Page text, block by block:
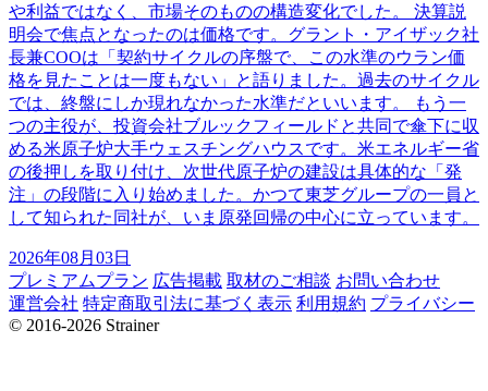
や利益ではなく、市場そのものの構造変化でした。 決算説
明会で焦点となったのは価格です。グラント・アイザック社
長兼COOは「契約サイクルの序盤で、この水準のウラン価
格を見たことは一度もない」と語りました。過去のサイクル
では、終盤にしか現れなかった水準だといいます。 もう一
つの主役が、投資会社ブルックフィールドと共同で傘下に収
める米原子炉大手ウェスチングハウスです。米エネルギー省
の後押しを取り付け、次世代原子炉の建設は具体的な「発
注」の段階に入り始めました。かつて東芝グループの一員と
して知られた同社が、いま原発回帰の中心に立っています。
2026年08月03日
プレミアムプラン 広告掲載 取材のご相談 お問い合わせ
運営会社 特定商取引法に基づく表示 利用規約 プライバシー
© 2016-2026 Strainer